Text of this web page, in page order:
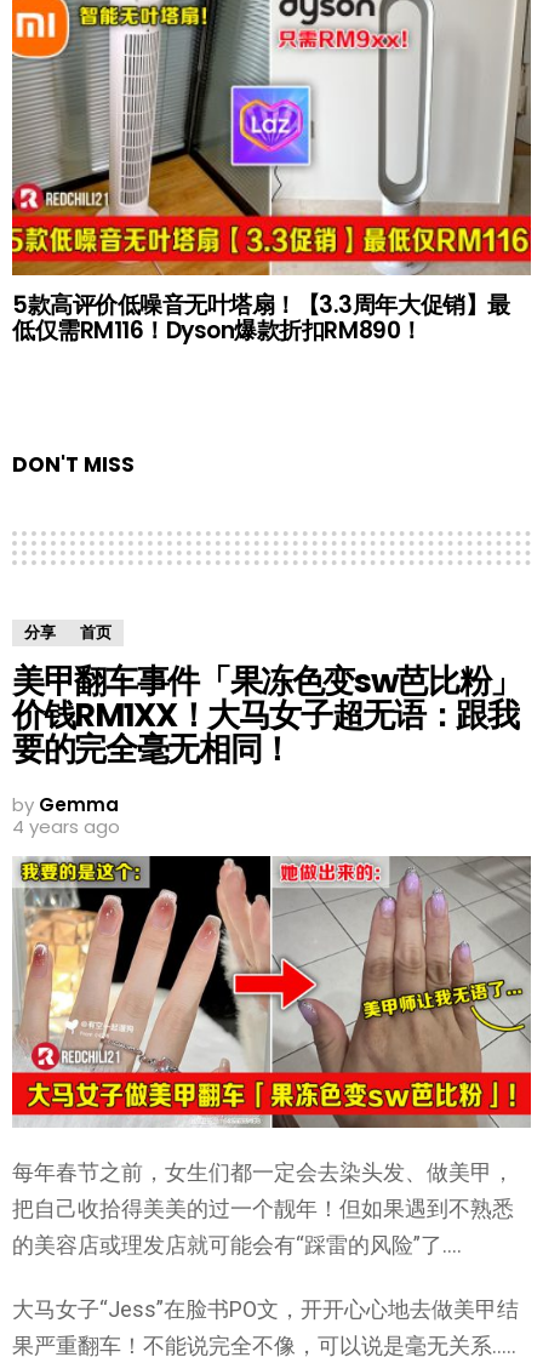
5款高评价低噪音无叶塔扇！【3.3周年大促销】最
低仅需RM116！Dyson爆款折扣RM890！
DON'T MISS
分享 首页
美甲翻车事件「果冻色变sw芭比粉」
价钱RM1XX！大马女子超无语：跟我
要的完全毫无相同！
by Gemma
4 years ago
每年春节之前，女生们都一定会去染头发、做美甲，
把自己收拾得美美的过一个靓年！但如果遇到不熟悉
的美容店或理发店就可能会有“踩雷的风险”了….
大马女子“Jess”在脸书PO文，开开心心地去做美甲结
果严重翻车！不能说完全不像，可以说是毫无关系…..